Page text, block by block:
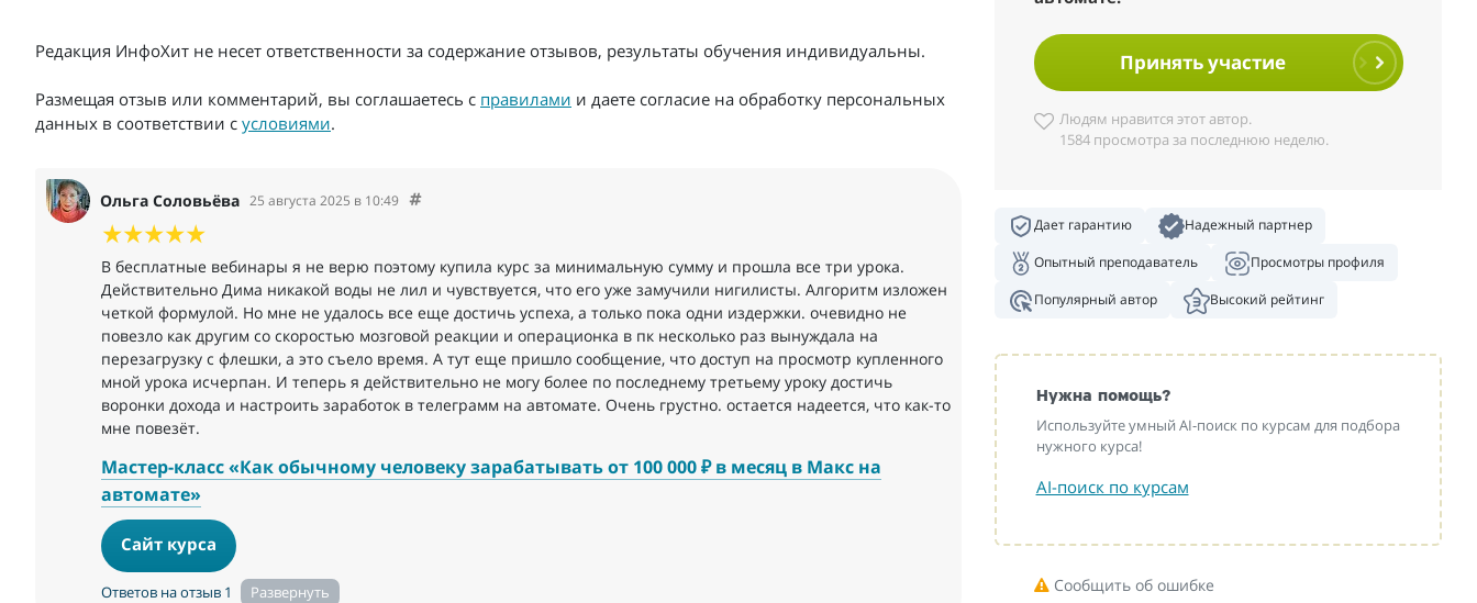
Редакция ИнфоХит не несет ответственности за содержание отзывов, результаты обучения индивидуальны.
Размещая отзыв или комментарий, вы соглашаетесь с правилами и даете согласие на обработку персональных
данных в соответствии с условиями.
Ольга Соловьёва 25 августа 2025 в 10:49
В бесплатные вебинары я не верю поэтому купила курс за минимальную сумму и прошла все три урока.
Действительно Дима никакой воды не лил и чувствуется, что его уже замучили нигилисты. Алгоритм изложен
четкой формулой. Но мне не удалось все еще достичь успеха, а только пока одни издержки. очевидно не
повезло как другим со скоростью мозговой реакции и операционка в пк несколько раз вынуждала на
перезагрузку с флешки, а это съело время. А тут еще пришло сообщение, что доступ на просмотр купленного
мной урока исчерпан. И теперь я действительно не могу более по последнему третьему уроку достичь
воронки дохода и настроить заработок в телеграмм на автомате. Очень грустно. остается надеется, что как-то
мне повезёт.
Мастер-класс «Как обычному человеку зарабатывать от 100 000 ₽ в месяц в Макс на
автомате»
Сайт курса
Ответов на отзыв 1
Принять участие
Людям нравится этот автор.
1584 просмотра за последнюю неделю.
Дает гарантию
Надежный партнер
Опытный преподаватель
Просмотры профиля
Популярный автор
Высокий рейтинг
Нужна помощь?
Используйте умный AI-поиск по курсам для подбора
нужного курса!
AI-поиск по курсам
Сообщить об ошибке